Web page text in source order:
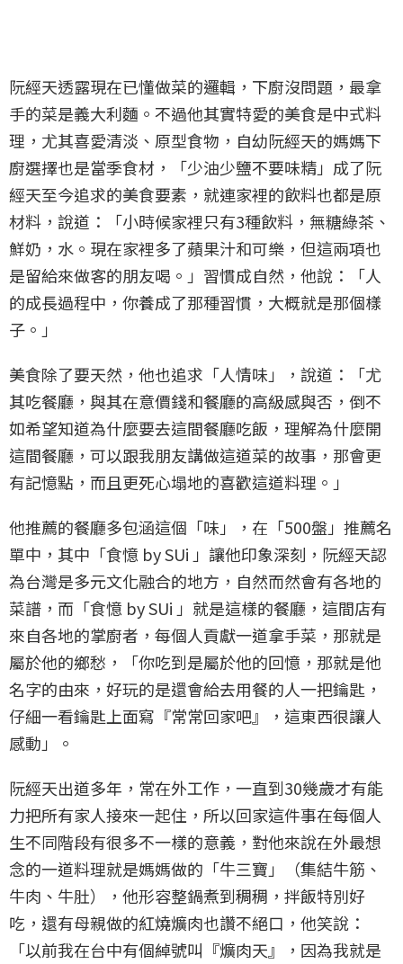
阮經天透露現在已懂做菜的邏輯，下廚沒問題，最拿
手的菜是義大利麵。不過他其實特愛的美食是中式料
理，尤其喜愛清淡、原型食物，自幼阮經天的媽媽下
廚選擇也是當季食材，「少油少鹽不要味精」成了阮
經天至今追求的美食要素，就連家裡的飲料也都是原
材料，說道：「小時候家裡只有3種飲料，無糖綠茶、
鮮奶，水。現在家裡多了蘋果汁和可樂，但這兩項也
是留給來做客的朋友喝。」習慣成自然，他說：「人
的成長過程中，你養成了那種習慣，大概就是那個樣
子。」
美食除了要天然，他也追求「人情味」，說道：「尤
其吃餐廳，與其在意價錢和餐廳的高級感與否，倒不
如希望知道為什麼要去這間餐廳吃飯，理解為什麼開
這間餐廳，可以跟我朋友講做這道菜的故事，那會更
有記憶點，而且更死心塌地的喜歡這道料理。」
他推薦的餐廳多包涵這個「味」，在「500盤」推薦名
單中，其中「食憶 by SUi 」讓他印象深刻，阮經天認
為台灣是多元文化融合的地方，自然而然會有各地的
菜譜，而「食憶 by SUi 」就是這樣的餐廳，這間店有
來自各地的掌廚者，每個人貢獻一道拿手菜，那就是
屬於他的鄉愁，「你吃到是屬於他的回憶，那就是他
名字的由來，好玩的是還會給去用餐的人一把鑰匙，
仔細一看鑰匙上面寫『常常回家吧』，這東西很讓人
感動」。
阮經天出道多年，常在外工作，一直到30幾歲才有能
力把所有家人接來一起住，所以回家這件事在每個人
生不同階段有很多不一樣的意義，對他來說在外最想
念的一道料理就是媽媽做的「牛三寶」（集結牛筋、
牛肉、牛肚），他形容整鍋煮到稠稠，拌飯特別好
吃，還有母親做的紅燒爌肉也讚不絕口，他笑說：
「以前我在台中有個綽號叫『爌肉天』，因為我就是